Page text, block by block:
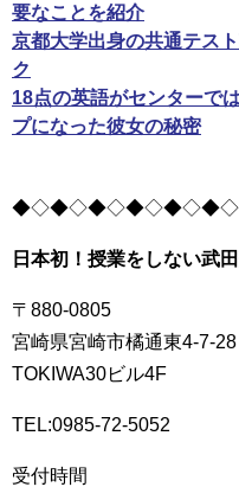
要なことを紹介
京都大学出身の共通テス
ク
18点の英語がセンターで
プになった彼女の秘密
日本初！授業をしない武
〒880-0805
宮崎県宮崎市橘通東4-7-28
TOKIWA30ビル4F
TEL:0985-72-5052
受付時間